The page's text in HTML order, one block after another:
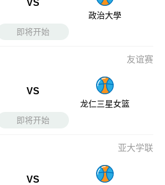
VS
政治大學
即将开始
友谊赛
VS
龙仁三星女篮
即将开始
亚大学联
VS